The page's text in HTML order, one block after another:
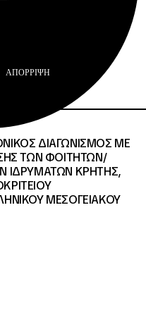
ΔΙΑΓΩΝΙΣΜΟΣ ΜΕ
ΤΩΝ ΦΟΙΤΗΤΩΝ/
ΙΔΡΥΜΑΤΩΝ KΡΗΤΗΣ,
ΜΕΣΟΓΕΙΑΚΟΥ
ΑΠΌΡΡΙΨΗ